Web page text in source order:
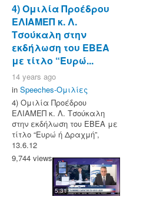
4) Ομιλία Προέδρου
ΕΛΙΑΜΕΠ κ. Λ.
Τσούκαλη στην
εκδήλωση του ΕΒΕΑ
με τίτλο “Ευρώ...
14 years ago
in Speeches-Ομιλίες
4) Ομιλία Προέδρου
ΕΛΙΑΜΕΠ κ. Λ. Τσούκαλη
στην εκδήλωση του ΕΒΕΑ με
τίτλο “Ευρώ ή Δραχμή”,
13.6.12
9,744 views
5:31